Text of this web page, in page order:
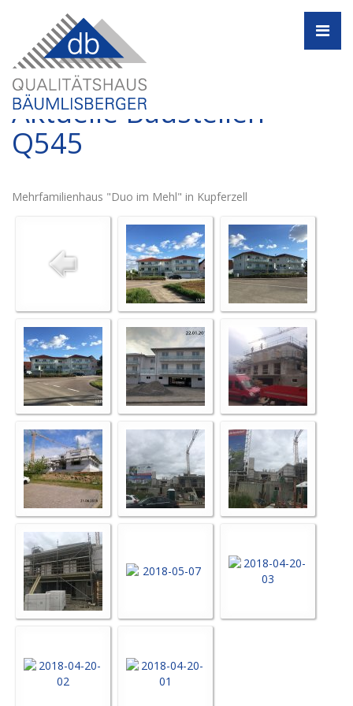
Aktuelle Baustellen -
Q545
Mehrfamilienhaus "Duo im Mehl" in Kupferzell